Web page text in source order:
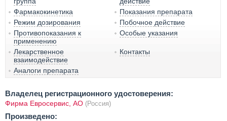
Фармакокинетика
Показания препарата
Режим дозирования
Побочное действие
Противопоказания к
применению
Особые указания
Лекарственное
взаимодействие
Контакты
Аналоги препарата
Владелец регистрационного удостоверения:
Фирма Евросервис, АО (Россия)
Произведено: